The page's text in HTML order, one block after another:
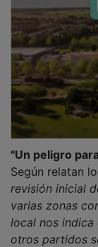
Después de
pista
en zonas de
ver si remite el
Al finalizar
persisten,
zonas en la
un metro de la
comenzar a las
goteras ya que
física de los
comenzar)".